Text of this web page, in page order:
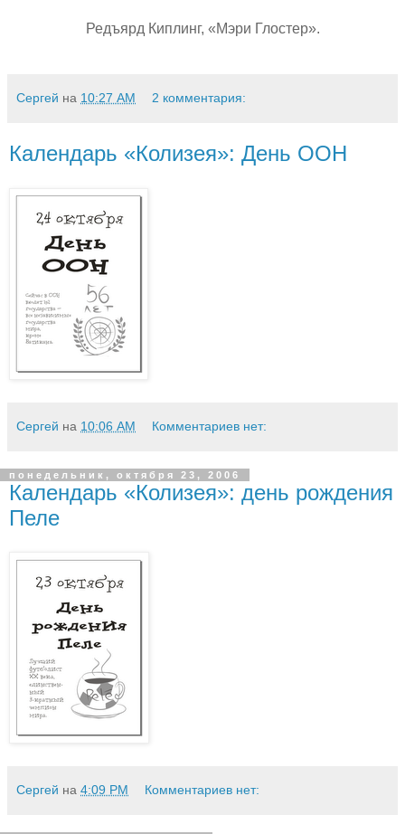
Редъярд Киплинг, «Мэри Глостер».
Сергей на 10:27 AM 2 комментария:
Календарь «Колизея»: День ООН
Сергей на 10:06 AM Комментариев нет:
понедельник, октября 23, 2006
Календарь «Колизея»: день рождения
Пеле
Сергей на 4:09 PM Комментариев нет: